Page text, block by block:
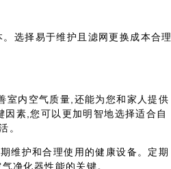
选择易于维护且滤网更换成本合理
室内空气质量,还能为您和家人提供
素,您可以更加明智地选择适合自
。
维护和合理使用的健康设备。定期
净化器性能的关键。